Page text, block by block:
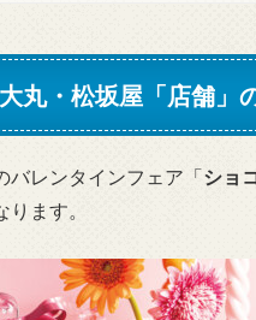
丸・松坂屋「店舗」
バレンタインフェア「ショ
ます。